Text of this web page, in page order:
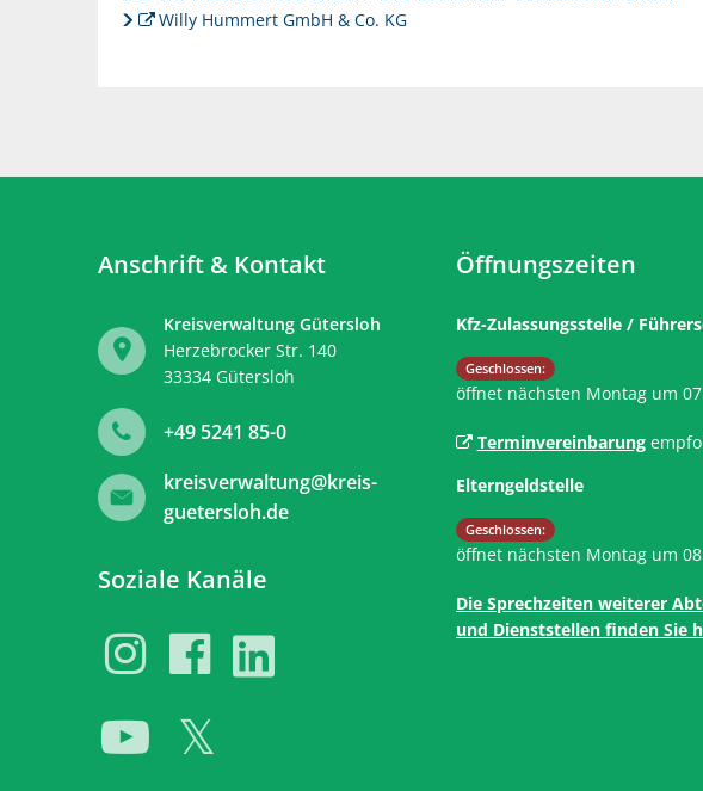
Willy Hummert GmbH & Co. KG
Anschrift & Kontakt
Kreisverwaltung Gütersloh
Herzebrocker Str. 140
33334 Gütersloh
+49 5241 85-0
kreisverwaltung@kreis-
guetersloh.de
Soziale Kanäle
Öffnungszeiten
Kfz-Zulassungsstelle /
Klicken, um weitere Öffnungs-
Geschlossen:
öffnet nächsten Montag um
Terminvereinbarung
Elterngeldstelle
Klicken, um weitere Öffnungs-
Geschlossen:
öffnet nächsten Montag um
Die Sprechzeiten weiterer
und Dienststellen finden Sie